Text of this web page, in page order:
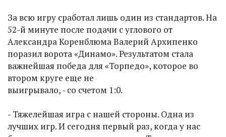
За всю игру сработал лишь один из стандартов. На
52-й минуте после подачи с углового от
Александра Коренблюма Валерий Архипенко
поразил ворота «Динамо». Результатом стала
важнейшая победа для «Торпедо», которое во
втором круге еще не
выигрывало, - со счетом 1:0.
- Тяжелейшая игра с нашей стороны. Одна из
лучших игр. И сегодня первый раз, когда у нас